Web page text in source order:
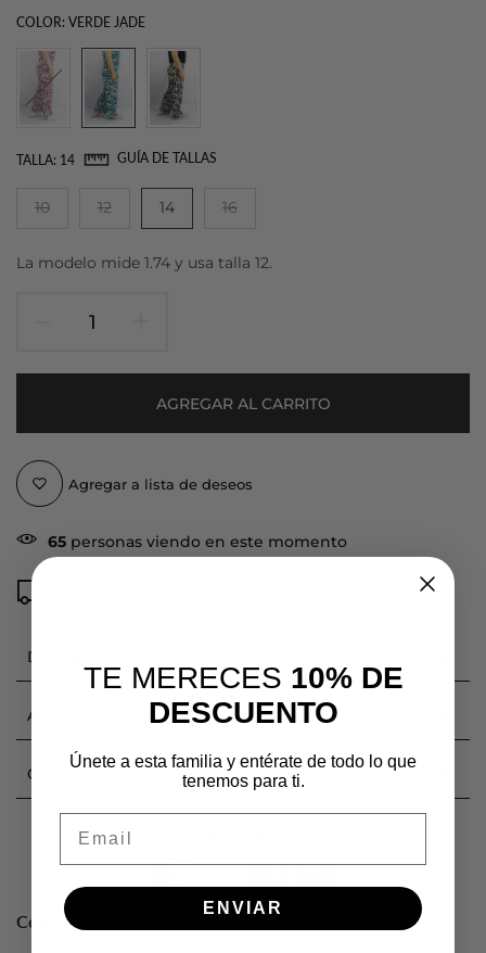
COLOR: VERDE JADE
TALLA: 14 GUÍA DE TALLAS
10 12 14 16
La modelo mide 1.74 y usa talla 12.
AGREGAR AL CARRITO
Agregar a lista de deseos
65 personas viendo en este momento
Descripción
Acerca de nuestras prendas
Cambios y devoluciones
Compra el look
TE MERECES 10% DE
DESCUENTO
Únete a esta familia y entérate de todo lo que
tenemos para ti.
ENVIAR